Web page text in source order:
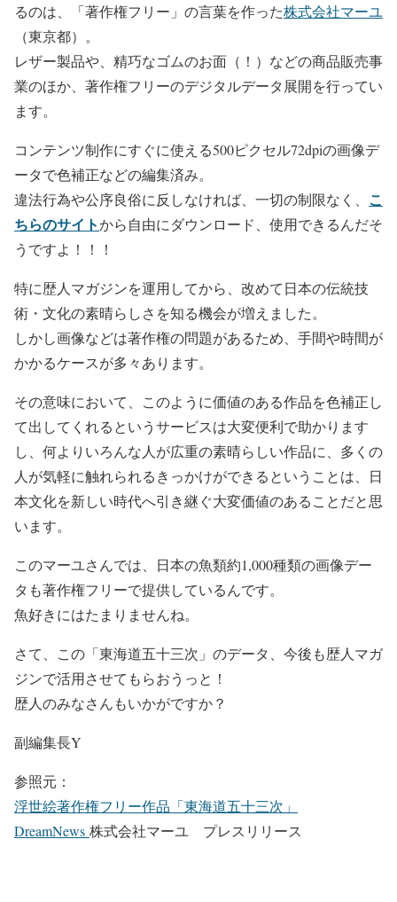
るのは、「著作権フリー」の言葉を作った株式会社マーユ
（東京都）。
レザー製品や、精巧なゴムのお面（！）などの商品販売事
業のほか、著作権フリーのデジタルデータ展開を行ってい
ます。
コンテンツ制作にすぐに使える500ピクセル72dpiの画像デ
ータで色補正などの編集済み。
違法行為や公序良俗に反しなければ、一切の制限なく、 こ
ちらのサイトから自由にダウンロード、使用できるんだそ
うですよ！！！
特に歴人マガジンを運用してから、改めて日本の伝統技
術・文化の素晴らしさを知る機会が増えました。
しかし画像などは著作権の問題があるため、手間や時間が
かかるケースが多々あります。
その意味において、このように価値のある作品を色補正し
て出してくれるというサービスは大変便利で助かります
し、何よりいろんな人が広重の素晴らしい作品に、多くの
人が気軽に触れられるきっかけができるということは、日
本文化を新しい時代へ引き継ぐ大変価値のあることだと思
います。
このマーユさんでは、日本の魚類約1,000種類の画像デー
タも著作権フリーで提供しているんです。
魚好きにはたまりませんね。
さて、この「東海道五十三次」のデータ、今後も歴人マガ
ジンで活用させてもらおうっと！
歴人のみなさんもいかがですか？
副編集長Y
参照元：
浮世絵著作権フリー作品「東海道五十三次」
DreamNews 株式会社マーユ プレスリリース